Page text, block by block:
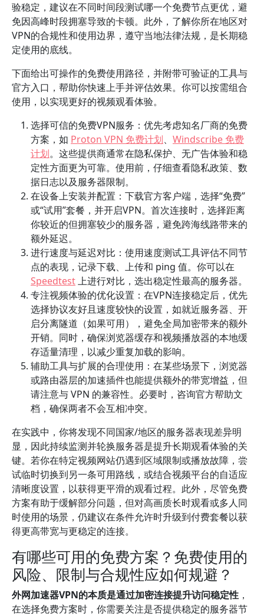
验稳定，建议在不同时间段测试哪一个免费节点更优，避
免因高峰时段拥塞导致的卡顿。此外，了解你所在地区对
VPN的合规性和使用边界，遵守当地法律法规，是长期稳
定使用的底线。
下面给出可操作的免费使用路径，并附带可验证的工具与
官方入口，帮助你快速上手并评估效果。你可以按需组合
使用，以实现更好的视频观看体验。
选择可信的免费VPN服务：优先考虑知名厂商的免费
方案，如 Proton VPN 免费计划、 Windscribe 免费
计划。这些提供商通常在隐私保护、无广告体验和稳
定性方面更为可靠。使用前，仔细查看隐私政策、数
据日志以及服务器限制。
在设备上安装并配置：下载官方客户端，选择“免费”
或“试用”套餐，并开启VPN。首次连接时，选择距离
你较近的但拥塞较少的服务器，避免跨海线路带来的
额外延迟。
进行速度与延迟对比：使用速度测试工具评估不同节
点的表现，记录下载、上传和 ping 值。你可以在
Speedtest上进行对比，选出稳定性最高的服务器。
专注视频体验的优化设置：在VPN连接稳定后，优先
选择协议友好且速度较快的设置，如就近服务器、开
启分离隧道（如果可用），避免全局加密带来的额外
开销。同时，确保浏览器缓存和视频播放器的本地缓
存适量清理，以减少重复加载的影响。
辅助工具与扩展的合理使用：在某些场景下，浏览器
或路由器层的加速插件也能提供额外的带宽增益，但
请注意与 VPN 的兼容性。必要时，咨询官方帮助文
档，确保两者不会互相冲突。
在实践中，你将发现不同国家/地区的服务器表现差异明
显，因此持续监测并轮换服务器是提升长期观看体验的关
键。若你在特定视频网站仍遇到区域限制或播放故障，尝
试临时切换到另一条可用路线，或结合视频平台的自适应
清晰度设置，以获得更平滑的观看过程。此外，尽管免费
方案有助于缓解部分问题，但对高画质长时观看或多人同
时使用的场景，仍建议在条件允许时升级到付费套餐以获
得更高带宽与更稳定的连接。
有哪些可用的免费方案？免费使用的
风险、限制与合规性应如何规避？
外网加速器VPN的本质是通过加密连接提升访问稳定性 ，
在选择免费方案时，你需要关注是否提供稳定的服务器节